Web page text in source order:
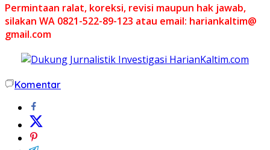
Permintaan ralat, koreksi, revisi maupun hak jawab,
silakan WA 0821-522-89-123 atau email: hariankaltim@
gmail.com
Komentar